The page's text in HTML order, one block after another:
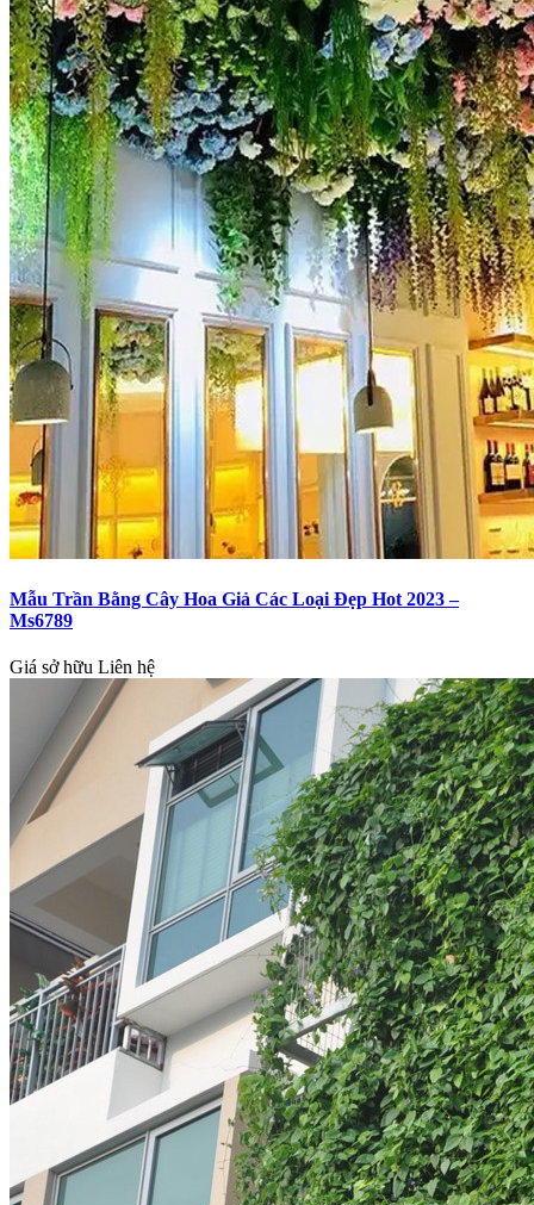
Mẫu Trần Bằng Cây Hoa Giả Các Loại Đẹp Hot 2023 –
Ms6789
Giá sở hữu Liên hệ